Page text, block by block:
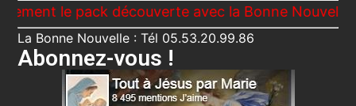
pack découverte avec la Bonne Nouvelle, Le
La Bonne Nouvelle : Tél 05.53.20.99.86
Abonnez-vous !